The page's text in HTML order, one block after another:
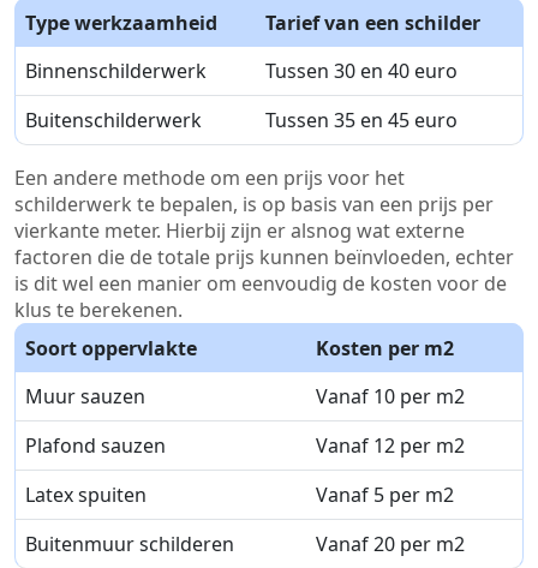
Type werkzaamheid
Tarief van een schilder
Binnenschilderwerk
Tussen 30 en 40 euro
Buitenschilderwerk
Tussen 35 en 45 euro
Een andere methode om een prijs voor het
schilderwerk te bepalen, is op basis van een prijs per
vierkante meter. Hierbij zijn er alsnog wat externe
factoren die de totale prijs kunnen beïnvloeden, echter
is dit wel een manier om eenvoudig de kosten voor de
klus te berekenen.
Soort oppervlakte
Kosten per m2
Muur sauzen
Vanaf 10 per m2
Plafond sauzen
Vanaf 12 per m2
Latex spuiten
Vanaf 5 per m2
Buitenmuur schilderen
Vanaf 20 per m2